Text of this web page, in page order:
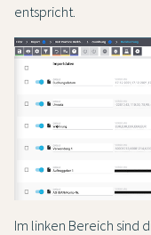
entspricht.
Im linken Bereich sind